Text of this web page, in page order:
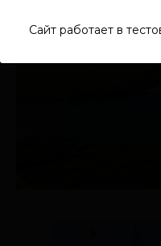
Сайт работает в